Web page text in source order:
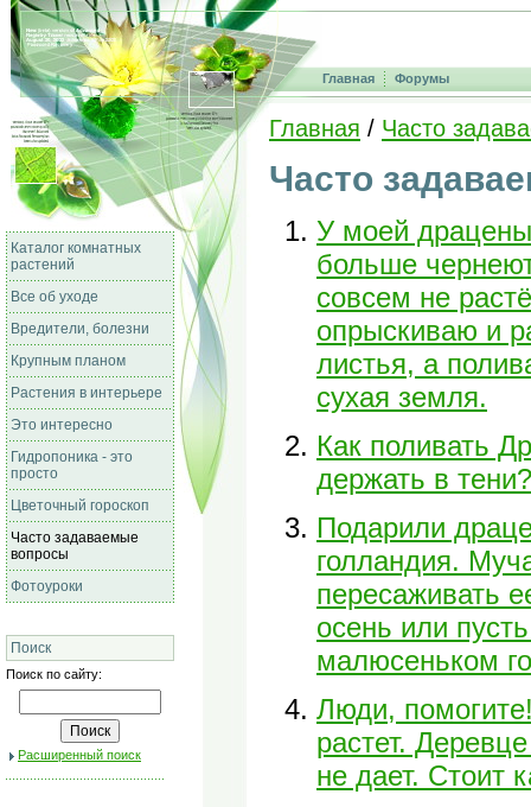
Главная Форумы
Каталог комнатных
растений
Все об уходе
Вредители, болезни
Крупным планом
Растения в интерьере
Это интересно
Гидропоника - это
просто
Цветочный гороскоп
Часто задаваемые
вопросы
Фотоуроки
Поиск
Поиск по сайту:
Расширенный поиск
Главная / Часто
Часто
У моей
больше
совсем не
опрыскиваю и
листья, а
сухая земля.
Как поливать
держать в тени?
Подарили
голландия.
пересаживать
осень или
малюсеньком
Люди,
растет.
не дает. Стоит